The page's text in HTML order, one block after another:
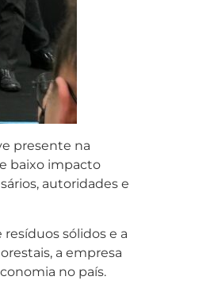
presente na
baixo impacto
autoridades e
sólidos e a
a empresa
no país.